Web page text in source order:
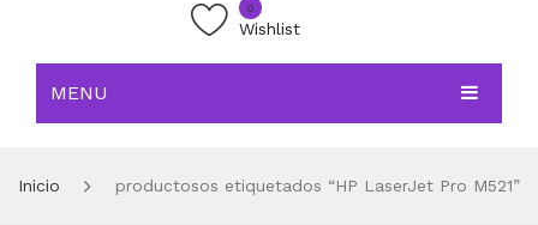
0
Wishlist
MENU
TIENDA
Inicio productosos etiquetados “HP LaserJet Pro M521”